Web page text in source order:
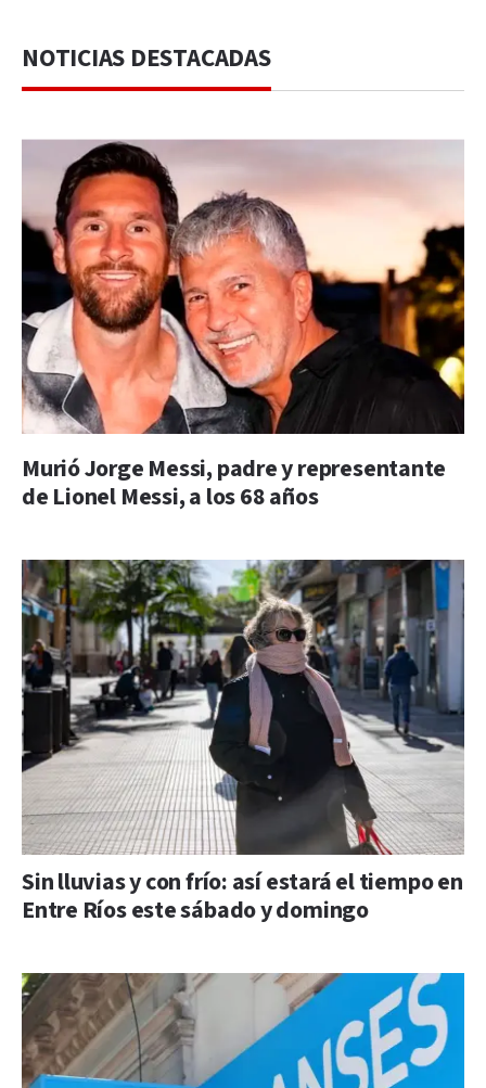
NOTICIAS DESTACADAS
Murió Jorge Messi, padre y representante
de Lionel Messi, a los 68 años
Sin lluvias y con frío: así estará el tiempo en
Entre Ríos este sábado y domingo